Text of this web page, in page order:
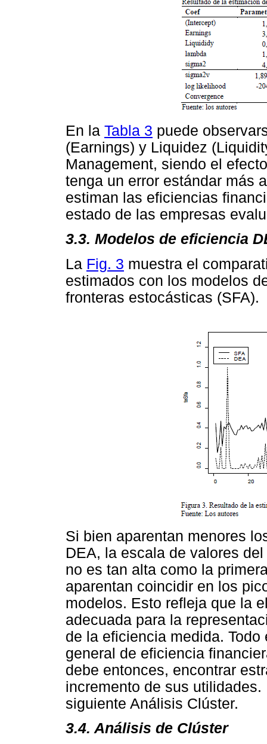
En la Tabla 3 puede
(Earnings) y Liquidez
Management, siendo el
tenga un error estándar más
estiman las eficiencias
estado de las empresas
3.3. Modelos de eficiencia
La Fig. 3 muestra el
estimados con los modelos
fronteras estocásticas (SFA).
Si bien aparentan menores
DEA, la escala de valores
no es tan alta como la
aparentan coincidir en los
modelos. Esto refleja que la
adecuada para la
de la eficiencia medida.
general de eficiencia
debe entonces, encontrar
incremento de sus
siguiente Análisis Clúster.
3.4. Análisis de Clúster